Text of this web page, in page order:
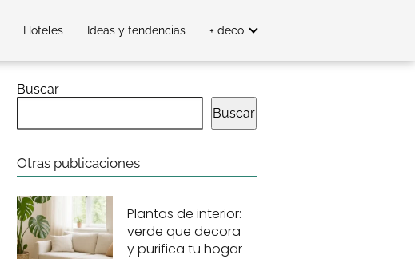
Hoteles Ideas y tendencias + deco
Buscar
Buscar
Otras publicaciones
Plantas de interior:
verde que decora
y purifica tu hogar